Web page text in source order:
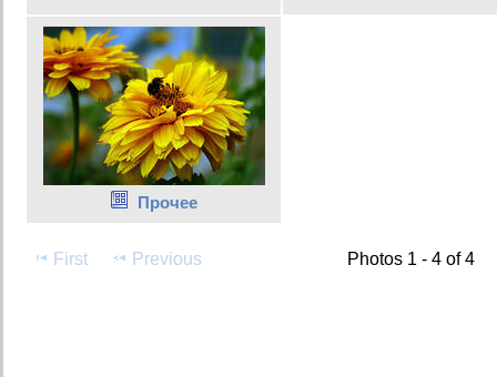
Прочее
First Previous Photos 1 - 4 of 4